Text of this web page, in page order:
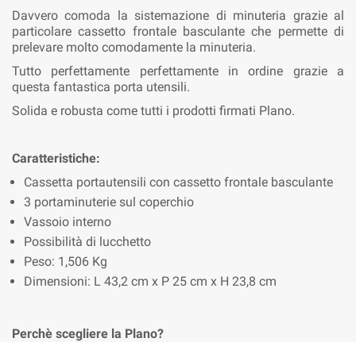
Davvero comoda la sistemazione di minuteria grazie al
particolare cassetto frontale basculante che permette di
prelevare molto comodamente la minuteria.
Tutto perfettamente perfettamente in ordine grazie a
questa fantastica porta utensili.
Solida e robusta come tutti i prodotti firmati Plano.
Caratteristiche:
Cassetta portautensili con cassetto frontale basculante
3 portaminuterie sul coperchio
Vassoio interno
Possibilità di lucchetto
Peso: 1,506 Kg
Dimensioni: L 43,2 cm x P 25 cm x H 23,8 cm
Perchè scegliere la Plano?